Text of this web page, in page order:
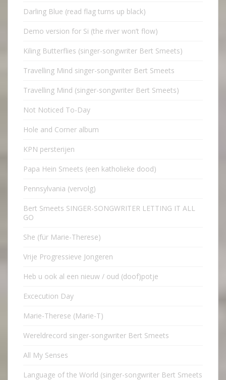
Darling Blue (read flag turns up black)
Demo version for Si (the river won’t flow)
Kiling Butterflies (singer-songwriter Bert Smeets)
Travelling Mind singer-songwriter Bert Smeets
Travelling Mind (singer-songwriter Bert Smeets)
Not Noticed To-Day
Hole and Corner album
KPN persterijen
Papa Hein Smeets (een katholieke dood)
Pennsylvania (vervolg)
Bert Smeets SINGER-SONGWRITER LETTING IT ALL
GO
She (für Marie-Therese)
Vrije Progressieve Jongeren
Heb u ook al een nieuw / oud (doof)potje
Excecution Day
Marie-Therese (Marie-T)
Wereldrecord singer-songwriter Bert Smeets
All My Senses
Language of the World (singer-songwriter Bert Smeets